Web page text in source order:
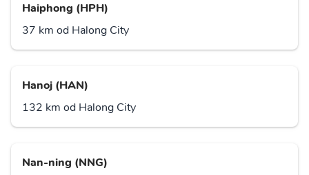
Haiphong (HPH)
37 km od Halong City
Hanoj (HAN)
132 km od Halong City
Nan-ning (NNG)